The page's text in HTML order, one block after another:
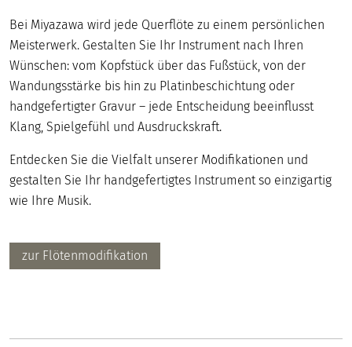
Bei Miyazawa wird jede Querflöte zu einem persönlichen
Meisterwerk. Gestalten Sie Ihr Instrument nach Ihren
Wünschen: vom Kopfstück über das Fußstück, von der
Wandungsstärke bis hin zu Platinbeschichtung oder
handgefertigter Gravur – jede Entscheidung beeinflusst
Klang, Spielgefühl und Ausdruckskraft.
Entdecken Sie die Vielfalt unserer Modifikationen und
gestalten Sie Ihr handgefertigtes Instrument so einzigartig
wie Ihre Musik.
zur Flötenmodifikation